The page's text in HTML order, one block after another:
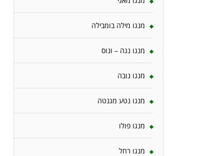
מנגו מילה בומבילה
מנגו נגה – ונוס
מנגו נובה
מנגו נטע מגנטה
מנגו פולו
מנגו רחל